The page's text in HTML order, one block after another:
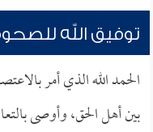
توفيق الله
الحمد الله الذي أمر
بين أهل الحق، وأوصى